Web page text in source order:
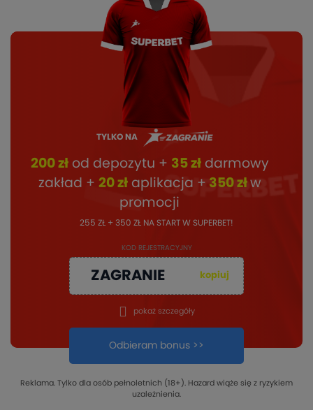
TYLKO NA
200 złod depozytu + 35 złdarmowy
zakład + 20 złaplikacja + 350 zł w
promocji
255 ZŁ + 350 ZŁ NA START W SUPERBET!
KOD REJESTRACYJNY
ZAGRANIE kopiuj
Odbieram bonus >>
pokaż szczegóły
Reklama. Tylko dla osób pełnoletnich (18+). Hazard wiąże się z ryzykiem
uzależnienia.